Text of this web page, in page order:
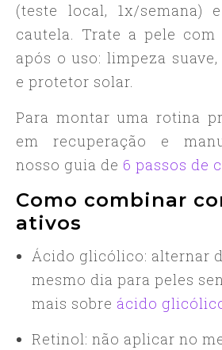
(teste local, 1x/semana)
cautela. Trate a pele com
após o uso: limpeza
e protetor solar.
Para montar uma rotina
em recuperação e
nosso guia de 6 passos de
Como combinar
ativos
Ácido glicólico: alternar
mesmo dia para peles
mais sobre ácido
Retinol: não aplicar no